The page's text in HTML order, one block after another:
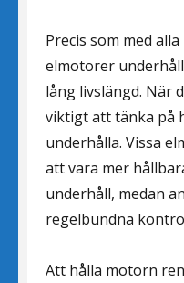
Precis som med
elmotorer
lång livslängd. När
viktigt att tänka på
underhålla. Vissa
att vara mer
underhåll, medan
regelbundna
Att hålla motorn